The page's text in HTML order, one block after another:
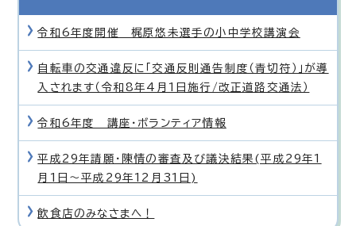
令和6年度開催 梶原悠未選手の小中学校講演会
自転車の交通違反に「交通反則通告制度（青切符）」が導
入されます（令和8年4月1日施行/改正道路交通法）
令和6年度 講座・ボランティア情報
平成29年請願・陳情の審査及び議決結果(平成29年1
月1日〜平成29年12月31日)
飲食店のみなさまへ！